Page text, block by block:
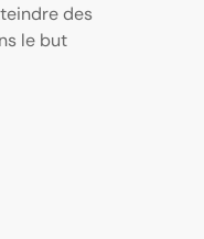
des
le but